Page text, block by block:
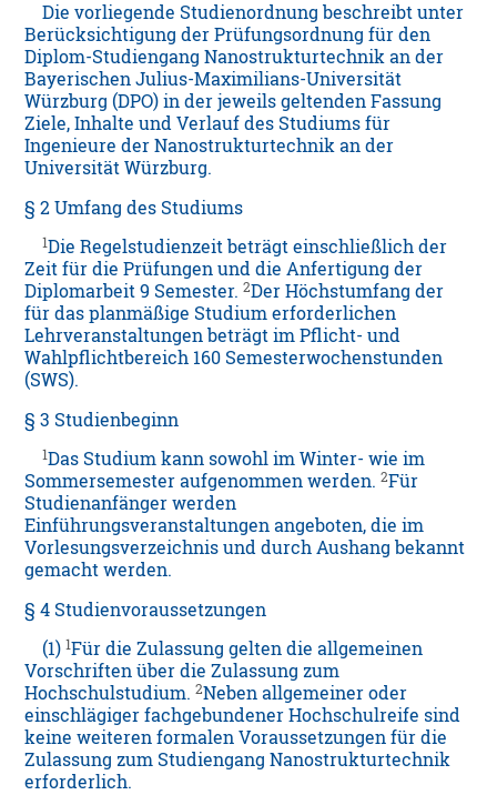
Die vorliegende Studienordnung beschreibt unter
Berücksichtigung der Prüfungsordnung für den
Diplom-Studiengang Nanostrukturtechnik an der
Bayerischen Julius-Maximilians-Universität
Würzburg (DPO) in der jeweils geltenden Fassung
Ziele, Inhalte und Verlauf des Studiums für
Ingenieure der Nanostrukturtechnik an der
Universität Würzburg.
§ 2 Umfang des Studiums
1Die Regelstudienzeit beträgt einschließlich der
Zeit für die Prüfungen und die Anfertigung der
Diplomarbeit 9 Semester.2Der Höchstumfang der
für das planmäßige Studium erforderlichen
Lehrveranstaltungen beträgt im Pflicht- und
Wahlpflichtbereich 160 Semesterwochenstunden
(SWS).
§ 3 Studienbeginn
1Das Studium kann sowohl im Winter- wie im
Sommersemester aufgenommen werden.2Für
Studienanfänger werden
Einführungsveranstaltungen angeboten, die im
Vorlesungsverzeichnis und durch Aushang bekannt
gemacht werden.
§ 4 Studienvoraussetzungen
(1)1Für die Zulassung gelten die allgemeinen
Vorschriften über die Zulassung zum
Hochschulstudium.2Neben allgemeiner oder
einschlägiger fachgebundener Hochschulreife sind
keine weiteren formalen Voraussetzungen für die
Zulassung zum Studiengang Nanostrukturtechnik
erforderlich.